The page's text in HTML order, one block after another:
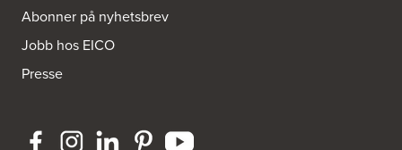
Abonner på nyhetsbrev
Jobb hos EICO
Presse